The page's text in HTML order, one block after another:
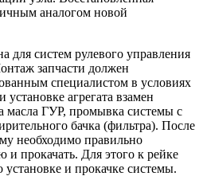
аналогом новой
для систем рулевого управления
запчасти должен
специалистом в условиях
агрегата взамен
масла ГУР, промывка системы с
бачка (фильтра). После
необходимо правильно
и прокачать. Для этого к рейке
установке и прокачке системы.